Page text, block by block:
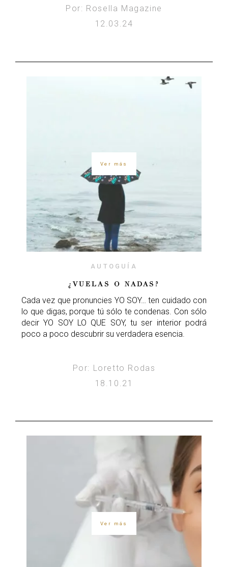
Por: Rosella Magazine
12.03.24
Ver más
AUTOGUÍA
¿VUELAS O NADAS?
Cada vez que pronuncies YO SOY… ten cuidado con
lo que digas, porque tú sólo te condenas. Con sólo
decir YO SOY LO QUE SOY, tu ser interior podrá
poco a poco descubrir su verdadera esencia.
Por: Loretto Rodas
18.10.21
Ver más